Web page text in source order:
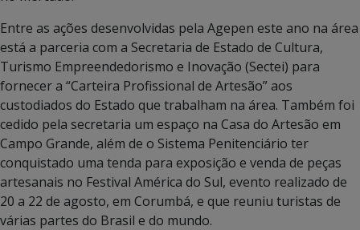
Entre as ações desenvolvidas pela Agepen este ano na área
está a parceria com a Secretaria de Estado de Cultura,
Turismo Empreendedorismo e Inovação (Sectei) para
fornecer a “Carteira Profissional de Artesão” aos
custodiados do Estado que trabalham na área. Também foi
cedido pela secretaria um espaço na Casa do Artesão em
Campo Grande, além de o Sistema Penitenciário ter
conquistado uma tenda para exposição e venda de peças
artesanais no Festival América do Sul, evento realizado de
20 a 22 de agosto, em Corumbá, e que reuniu turistas de
várias partes do Brasil e do mundo.